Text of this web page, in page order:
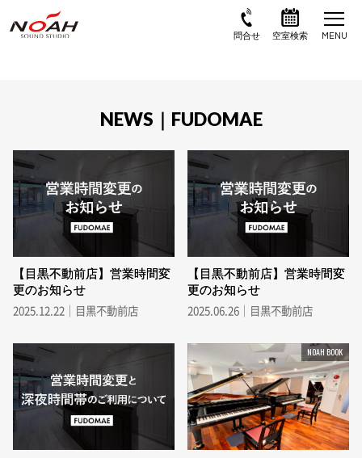
NEWS｜FUDOMAE
【目黒不動前店】営業時間変
更のお知らせ
2025.12.22｜目黒不動前店
【目黒不動前店】営業時間変
更のお知らせ
2025.06.26｜目黒不動前店
NOAH BOOK